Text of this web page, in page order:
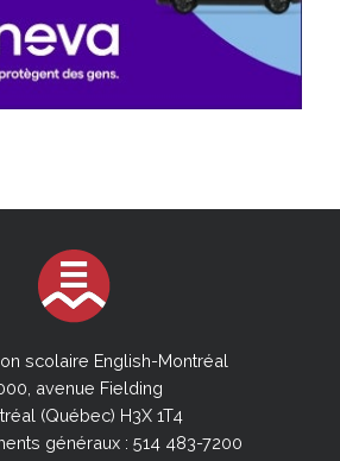
scolaire English-Montréal
avenue Fielding
(Québec) H3X 1T4
généraux : 514 483-7200